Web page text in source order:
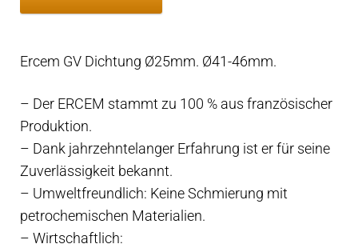
Ø41-
Ercem GV Dichtung Ø25mm. Ø41-46mm.
– Der ERCEM stammt zu 100 % aus französischer
Produktion.
– Dank jahrzehntelanger Erfahrung ist er für seine
Zuverlässigkeit bekannt.
– Umweltfreundlich: Keine Schmierung mit
petrochemischen Materialien.
– Wirtschaftlich: